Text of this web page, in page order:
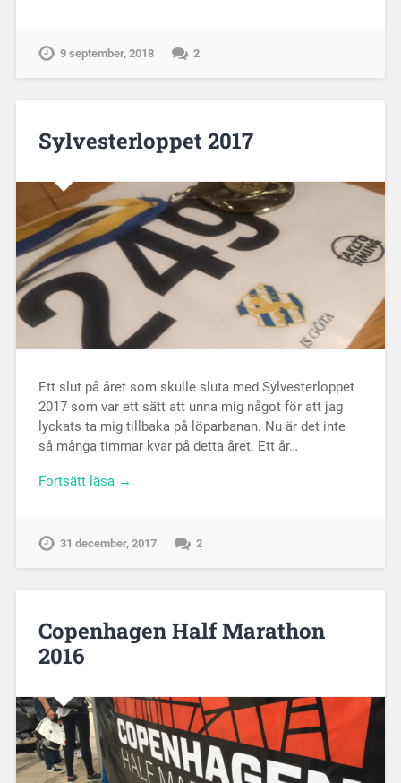
9 september, 2018 2
Sylvesterloppet 2017
Ett slut på året som skulle sluta med Sylvesterloppet
2017 som var ett sätt att unna mig något för att jag
lyckats ta mig tillbaka på löparbanan. Nu är det inte
så många timmar kvar på detta året. Ett år…
Fortsätt läsa →
31 december, 2017 2
Copenhagen Half Marathon
2016